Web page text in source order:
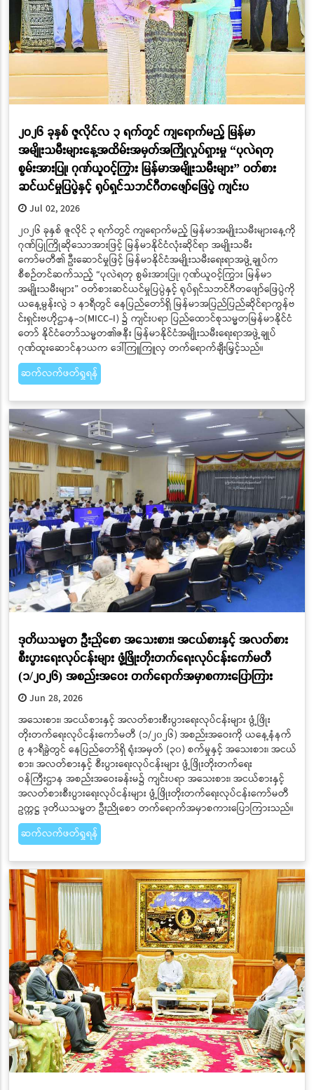
၂၀၂၆ ခုနှစ် ဇူလိုင်လ ၃ ရက်တွင် ကျရောက်မည့် မြန်မာ
အမျိုးသမီးများနေ့အထိမ်းအမှတ်အကြိုလှုပ်ရှားမှု “ပုလဲရတု
စွမ်းအားပြု၊ ဂုဏ်ယူဝင့်ကြွား မြန်မာအမျိုးသမီးများ” ဝတ်စား
ဆင်ယင်မှုပြပွဲနှင့် ရုပ်ရှင်သဘင်ဂီတဖျော်ဖြေပွဲ ကျင်းပ
Jul 02, 2026
၂၀၂၆ ခုနှစ် ဇူလိုင် ၃ ရက်တွင် ကျရောက်မည့် မြန်မာအမျိုးသမီးများနေ့ကို
ဂုဏ်ပြုကြိုဆိုသောအားဖြင့် မြန်မာနိုင်ငံလုံးဆိုင်ရာ အမျိုးသမီး
ကော်မတီ၏ ဦးဆောင်မှုဖြင့် မြန်မာနိုင်ငံအမျိုးသမီးရေးရာအဖွဲ့ချုပ်က
စီစဉ်တင်ဆက်သည့် “ပုလဲရတု စွမ်းအားပြု၊ ဂုဏ်ယူဝင့်ကြွား မြန်မာ
အမျိုးသမီးများ” ဝတ်စားဆင်ယင်မှုပြပွဲနှင့် ရုပ်ရှင်သဘင်ဂီတဖျော်ဖြေပွဲကို
ယနေ့မွန်းလွဲ ၁ နာရီတွင် နေပြည်တော်ရှိ မြန်မာအပြည်ပြည်ဆိုင်ရာကွန်ဗ
င်းရှင်းဗဟိုဌာန-၁(MICC-I) ၌ ကျင်းပရာ ပြည်ထောင်စုသမ္မတမြန်မာနိုင်ငံ
တော် နိုင်ငံတော်သမ္မတ၏ဇနီး မြန်မာနိုင်ငံအမျိုးသမီးရေးရာအဖွဲ့ချုပ်
ဂုဏ်ထူးဆောင်နာယက ဒေါ်ကြူကြူလှ တက်ရောက်ချီးမြှင့်သည်။
ဆက်လက်ဖတ်ရှုရန်
ဒုတိယသမ္မတ ဦးညိုစော အသေးစား၊ အငယ်စားနှင့် အလတ်စား
စီးပွားရေးလုပ်ငန်းများ ဖွံ့ဖြိုးတိုးတက်ရေးလုပ်ငန်းကော်မတီ
(၁/၂၀၂၆) အစည်းအဝေး တက်ရောက်အမှာစကားပြောကြား
Jun 28, 2026
အသေးစား၊ အငယ်စားနှင့် အလတ်စားစီးပွားရေးလုပ်ငန်းများ ဖွံ့ဖြိုး
တိုးတက်ရေးလုပ်ငန်းကော်မတီ (၁/၂၀၂၆) အစည်းအဝေးကို ယနေ့နံနက်
၉ နာရီခွဲတွင် နေပြည်တော်ရှိ ရုံးအမှတ် (၃၀) စက်မှုနှင့် အသေးစား၊ အငယ်
စား၊ အလတ်စားနှင့် စီးပွားရေးလုပ်ငန်းများ ဖွံ့ဖြိုးတိုးတက်ရေး
ဝန်ကြီးဌာန အစည်းအဝေးခန်းမ၌ ကျင်းပရာ အသေးစား၊ အငယ်စားနှင့်
အလတ်စားစီးပွားရေးလုပ်ငန်းများ ဖွံ့ဖြိုးတိုးတက်ရေးလုပ်ငန်းကော်မတီ
ဥက္ကဋ္ဌ ဒုတိယသမ္မတ ဦးညိုစော တက်ရောက်အမှာစကားပြောကြားသည်။
ဆက်လက်ဖတ်ရှုရန်